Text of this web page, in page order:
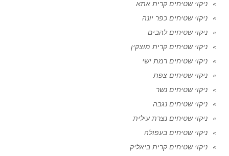
ניקוי שטיחים קרית אתא
ניקוי שטיחים כפר יונה
ניקוי שטיחים להבים
ניקוי שטיחים קרית מוצקין
ניקוי שטיחים רמת ישי
ניקוי שטיחים צפת
ניקוי שטיחים נשר
ניקוי שטיחים נגבה
ניקוי שטיחים נצרת עילית
ניקוי שטיחים בעפולה
ניקוי שטיחים קרית ביאליק